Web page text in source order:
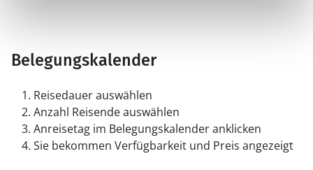
Belegungskalender
Reisedauer auswählen
Anzahl Reisende auswählen
Anreisetag im Belegungskalender anklicken
Sie bekommen Verfügbarkeit und Preis angezeigt